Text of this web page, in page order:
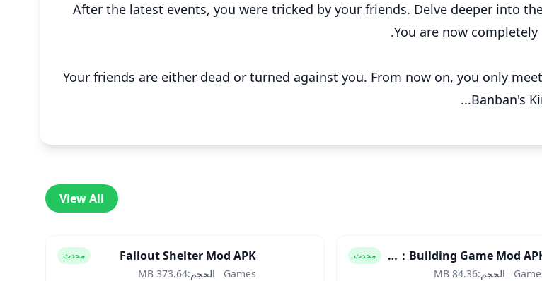
After the latest events, you were tricked by your friends. Delve deeper into
You are now
Your friends are either dead or turned against you. From now on, you only
Banban's
View All
Block Craft 3D：Building Game Mod APK محدث
الحجم:84.36 MB
Fallout Shelter Mod APK محدث
Games الحجم:373.64 MB